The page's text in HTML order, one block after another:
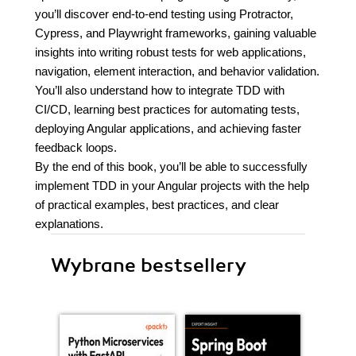
you’ll discover end-to-end testing using Protractor,
Cypress, and Playwright frameworks, gaining valuable
insights into writing robust tests for web applications,
navigation, element interaction, and behavior validation.
You’ll also understand how to integrate TDD with
CI/CD, learning best practices for automating tests,
deploying Angular applications, and achieving faster
feedback loops.
By the end of this book, you’ll be able to successfully
implement TDD in your Angular projects with the help
of practical examples, best practices, and clear
explanations.
Wybrane bestsellery